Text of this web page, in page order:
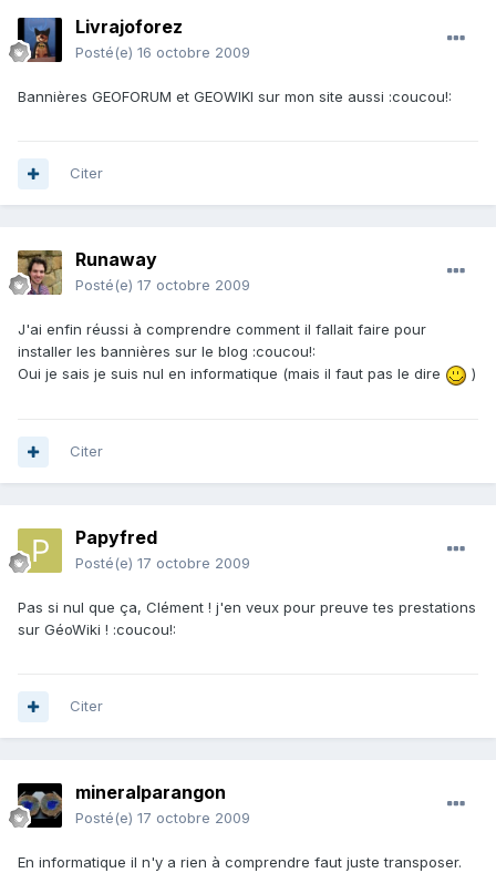
Livrajoforez
Posté(e) 16 octobre 2009
Bannières GEOFORUM et GEOWIKI sur mon site aussi :coucou!:
Citer
Runaway
Posté(e) 17 octobre 2009
J'ai enfin réussi à comprendre comment il fallait faire pour
installer les bannières sur le blog :coucou!:
Oui je sais je suis nul en informatique (mais il faut pas le dire
)
Citer
Papyfred
Posté(e) 17 octobre 2009
Pas si nul que ça, Clément ! j'en veux pour preuve tes prestations
sur GéoWiki ! :coucou!:
Citer
mineralparangon
Posté(e) 17 octobre 2009
En informatique il n'y a rien à comprendre faut juste transposer.